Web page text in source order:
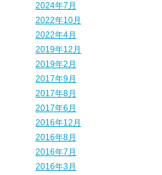
2024年7月
2022年10月
2022年4月
2019年12月
2019年2月
2017年9月
2017年8月
2017年6月
2016年12月
2016年8月
2016年7月
2016年3月